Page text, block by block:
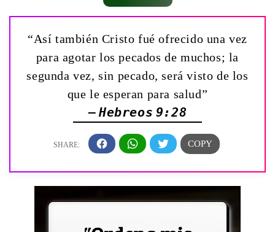
“Así también Cristo fué ofrecido una vez
para agotar los pecados de muchos; la
segunda vez, sin pecado, será visto de los
que le esperan para salud”
— Hebreos 9:28